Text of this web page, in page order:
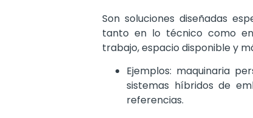
Son soluciones diseñadas
tanto en lo técnico como
trabajo, espacio disponible y
Ejemplos: maquinaria
sistemas híbridos de
referencias.